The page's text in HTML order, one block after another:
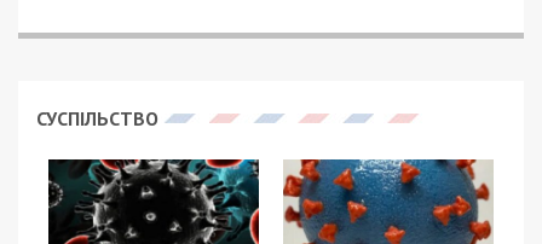
СУСПІЛЬСТВО